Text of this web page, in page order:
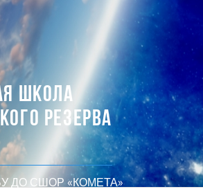
ШКОЛА
РЕЗЕРВА
ДО СШОР «КОМЕТА»